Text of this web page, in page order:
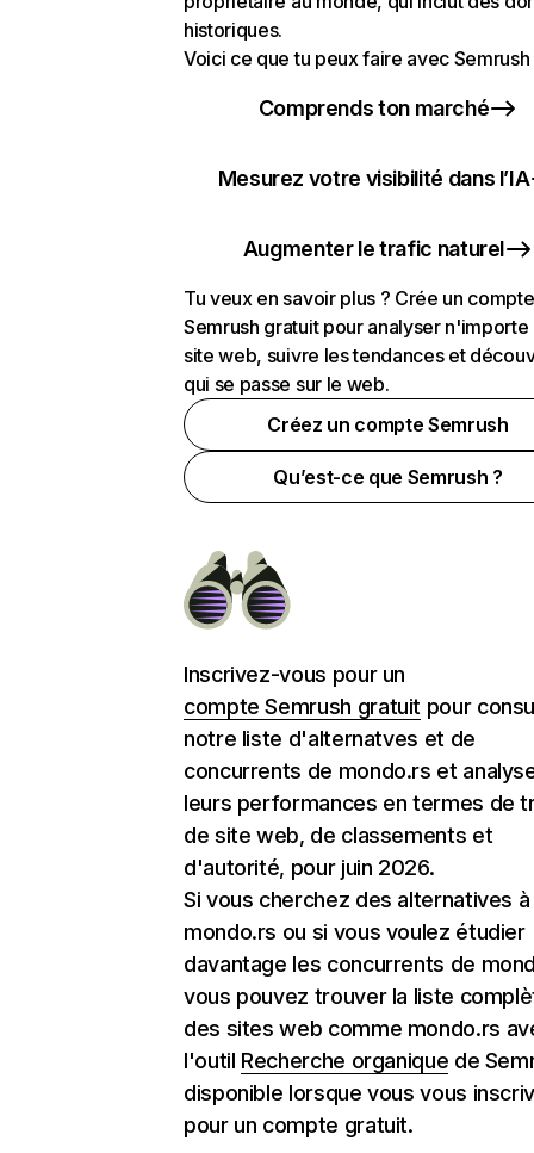
historiques.
Voici ce que tu peux faire avec Semrush
Comprends ton marché
Mesurez votre visibilité dans l’IA
Augmenter le trafic naturel
Tu veux en savoir plus ? Crée un compte
Semrush gratuit pour analyser n'importe
site web, suivre les tendances et
qui se passe sur le web.
Créez un compte Semrush
Qu’est-ce que Semrush ?
Inscrivez-vous pour un
compte Semrush gratuit pour
notre liste d'alternatves et de
concurrents de mondo.rs et
leurs performances en termes de
de site web, de classements et
d'autorité, pour juin 2026.
Si vous cherchez des alternatives à
mondo.rs ou si vous voulez étudier
davantage les concurrents de
vous pouvez trouver la liste
des sites web comme mondo.rs
l'outil Recherche organique de
disponible lorsque vous vous
pour un compte gratuit.